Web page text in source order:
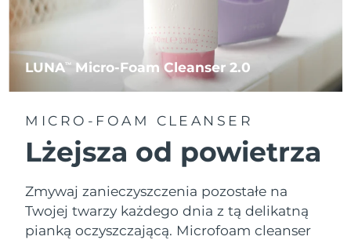
LUNATM Micro-Foam Cleanser 2.0
MICRO-FOAM CLEANSER
Lżejsza od powietrza
Zmywaj zanieczyszczenia pozostałe na
Twojej twarzy każdego dnia z tą delikatną
pianką oczyszczającą. Microfoam cleanser